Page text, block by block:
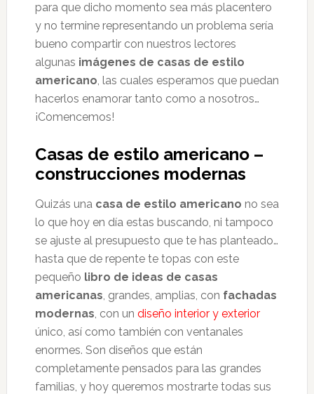
para que dicho momento sea más placentero
y no termine representando un problema sería
bueno compartir con nuestros lectores
algunas imágenes de casas de estilo
americano, las cuales esperamos que puedan
hacerlos enamorar tanto como a nosotros…
¡Comencemos!
Casas de estilo americano –
construcciones modernas
Quizás una casa de estilo americano no sea
lo que hoy en día estas buscando, ni tampoco
se ajuste al presupuesto que te has planteado…
hasta que de repente te topas con este
pequeño libro de ideas de casas
americanas, grandes, amplias, con fachadas
modernas, con un diseño interior y exterior
único, así como también con ventanales
enormes. Son diseños que están
completamente pensados para las grandes
familias, y hoy queremos mostrarte todas sus